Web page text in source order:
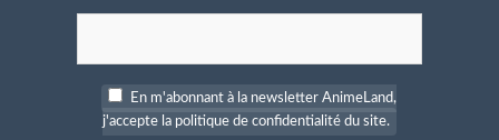
* Electron, Muon, Tauon (Massives et
* Neutrinos (Masses faibles et neutres)
En m'abonnant à la newsletter AnimeLand,
j'accepte la politique de confidentialité du site.